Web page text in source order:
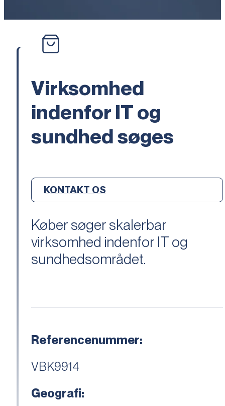
Virksomhed
indenfor IT og
sundhed søges
KONTAKT OS
Køber søger skalerbar
virksomhed indenfor IT og
sundhedsområdet.
Referencenummer:
VBK9914
Geografi: